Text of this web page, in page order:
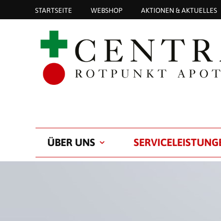
STARTSEITE WEBSHOP AKTIONEN & AKTUELLES
ÜBER UNS